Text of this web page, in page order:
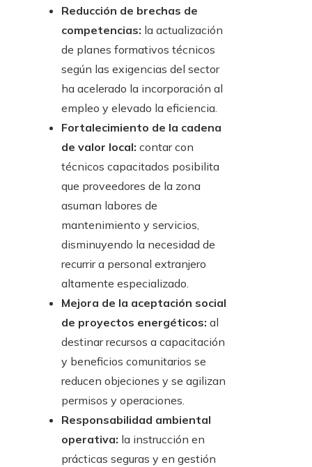
Reducción de brechas de
competencias: la actualización
de planes formativos técnicos
según las exigencias del sector
ha acelerado la incorporación al
empleo y elevado la eficiencia.
Fortalecimiento de la cadena
de valor local: contar con
técnicos capacitados posibilita
que proveedores de la zona
asuman labores de
mantenimiento y servicios,
disminuyendo la necesidad de
recurrir a personal extranjero
altamente especializado.
Mejora de la aceptación social
de proyectos energéticos: al
destinar recursos a capacitación
y beneficios comunitarios se
reducen objeciones y se agilizan
permisos y operaciones.
Responsabilidad ambiental
operativa: la instrucción en
prácticas seguras y en gestión